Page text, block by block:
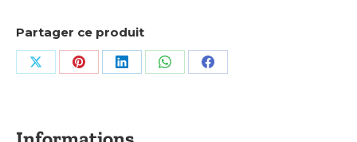
Partager ce produit
Share Share Share Share Share